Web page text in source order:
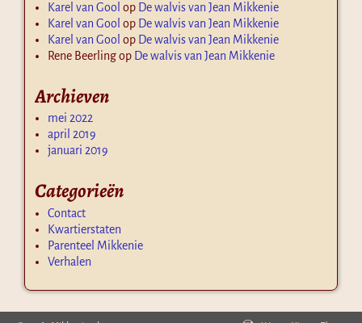
Karel van Gool op De walvis van Jean Mikkenie
Karel van Gool op De walvis van Jean Mikkenie
Karel van Gool op De walvis van Jean Mikkenie
Rene Beerlingop De walvis van Jean Mikkenie
Archieven
mei 2022
april 2019
januari 2019
Categorieën
Contact
Kwartierstaten
Parenteel Mikkenie
Verhalen